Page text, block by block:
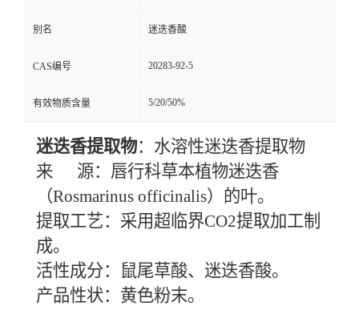
别名 迷迭香酸
CAS编号 20283-92-5
有效物质含量 5/20/50%
迷迭香提取物：水溶性迷迭香提取物
来 源：唇行科草本植物迷迭香
（Rosmarinus officinalis）的叶。
提取工艺：采用超临界CO2提取加工制
成。
活性成分：鼠尾草酸、迷迭香酸。
产品性状：黄色粉末。